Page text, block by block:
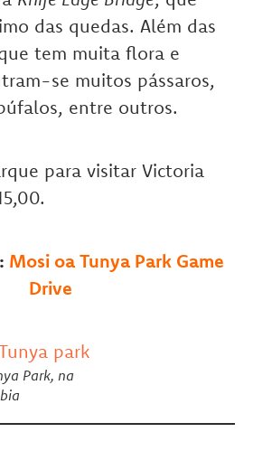
das quedas. Além das
tem muita flora e
se muitos pássaros,
entre outros.
para visitar Victoria
Mosi oa Tunya Park Game
Drive
Park, na